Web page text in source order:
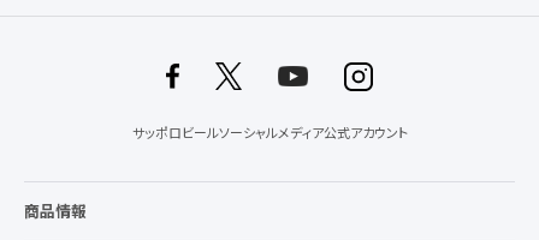
サッポロビールソーシャルメディア公式アカウント
商品情報